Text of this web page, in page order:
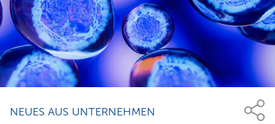
NEUES AUS UNTERNEHMEN
Anmelden